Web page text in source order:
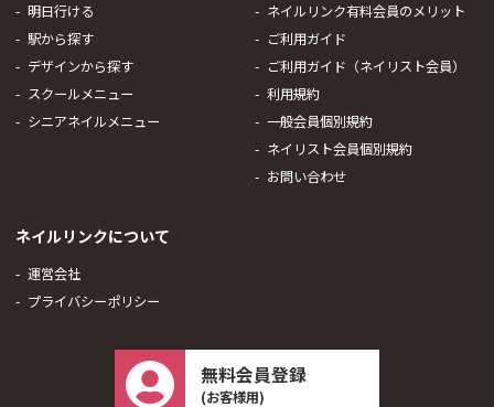
明日行ける
駅から探す
デザインから探す
スクールメニュー
シニアネイルメニュー
ネイルリンク有料会員のメリット
ご利用ガイド
ご利用ガイド（ネイリスト会員）
利用規約
一般会員個別規約
ネイリスト会員個別規約
お問い合わせ
ネイルリンクについて
運営会社
プライバシーポリシー
無料会員登録
(お客様用)